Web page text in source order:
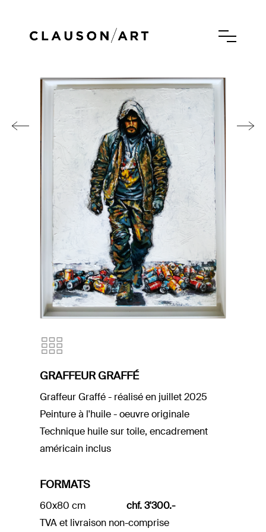
GRAFFEUR GRAFFÉ
Graffeur Graffé - réalisé en juillet 2025
Peinture à l'huile - oeuvre originale
Technique huile sur toile, encadrement
américain inclus
FORMATS
60x80 cm
chf. 3'300.-
TVA et livraison non-comprise